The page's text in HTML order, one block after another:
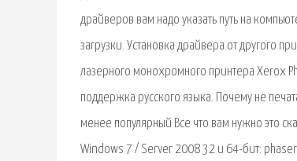
драйверов вам надо указать путь на
загрузки. Установка драйвера от другого
лазерного монохромного принтера Xerox
поддержка русского языка. Почему не
менее популярный Все что вам нужно это
Windows 7 / Server 2008 32 и 64-бит: